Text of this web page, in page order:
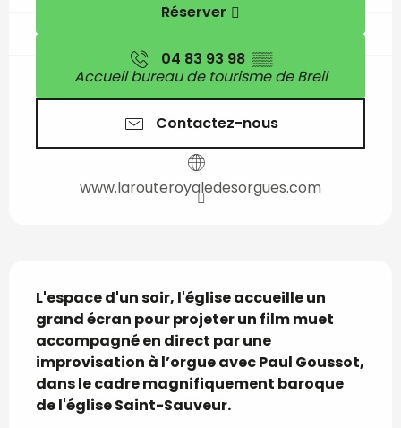
Réserver
04 83 93 98 ▒▒
Accueil bureau de tourisme de Breil
Contactez-nous
www.larouteroyaledesorgues.com
Description
L'espace d'un soir, l'église accueille un
grand écran pour projeter un film muet
accompagné en direct par une
improvisation à l’orgue avec Paul Goussot,
dans le cadre magnifiquement baroque
de l'église Saint-Sauveur.